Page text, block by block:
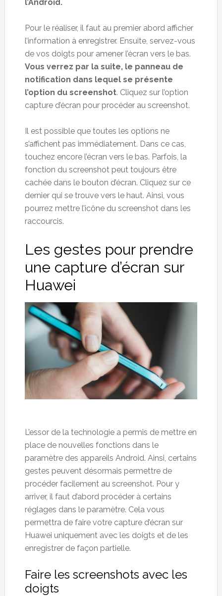
l’Android.
Pour le réaliser, il faut au premier abord afficher
l’information à enregistrer. Ensuite, servez-vous
de vos doigts pour amener l’écran vers le bas.
Vous verrez par la suite, le panneau de
notification dans lequel se présente
l’option du screenshot. Cliquez sur l’option
capture d’écran pour procéder au screenshot.
Il est possible que toutes les options ne
s’affichent pas immédiatement. Dans ce cas,
touchez encore l’écran vers le bas. Parfois, la
fonction du screenshot peut toujours être
cachée dans le bouton d’écran. Cliquez sur ce
dernier qui se trouve vers le haut. Ainsi, vous
pourrez mettre l’icône du screenshot dans les
raccourcis.
Les gestes pour prendre
une capture d’écran sur
Huawei
L’essor de la technologie a permis de mettre en
place de nouvelles fonctions dans le
paramètre des appareils Android. Ainsi, certains
gestes peuvent désormais permettre de
procéder facilement au screenshot. Pour y
arriver, il faut d’abord procéder à certains
réglages dans le paramètre. Cela vous
permettra de faire votre capture d’écran sur
Huawei uniquement avec les doigts et de les
enregistrer de façon partielle.
Faire les screenshots avec les
doigts